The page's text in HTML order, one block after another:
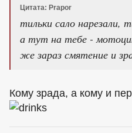
Цитата: Prapor
тильки сало нарезали,
а тут на тебе -
же зараз смятение и
Кому зрада, а кому и